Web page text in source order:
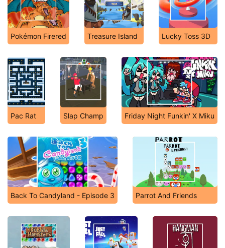
Pokémon Firered Treasure Island Lucky Toss 3D
Pac Rat Slap Champ Friday Night Funkin' X Miku
Back To Candyland - Episode 3 Parrot And Friends